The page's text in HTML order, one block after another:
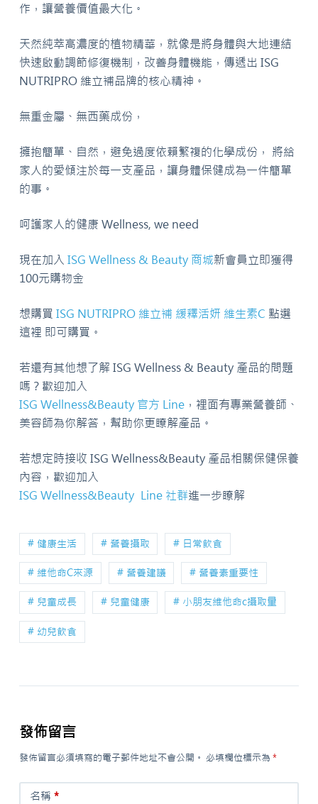
作，讓營養價值最大化。
天然純萃高濃度的植物精華，就像是將身體與大地連結
快速啟動調節修復機制，改善身體機能，傳遞出 ISG
NUTRIPRO 維立補品牌的核心精神。
無重金屬、無西藥成份，
擁抱簡單、自然，避免過度依賴繁複的化學成份， 將給
家人的愛傾注於每一支產品，讓身體保健成為一件簡單
的事。
呵護家人的健康 Wellness, we need
現在加入 ISG Wellness & Beauty 商城新會員立即獲得
100元購物金
想購買 ISG NUTRIPRO 維立補 緩釋活妍 維生素C 點選
這裡 即可購買。
若還有其他想了解 ISG Wellness & Beauty 產品的問題
嗎？歡迎加入
ISG Wellness&Beauty 官方 Line，裡面有專業營養師、
美容師為你解答，幫助你更瞭解產品。
若想定時接收 ISG Wellness&Beauty 產品相關保健保養
內容，歡迎加入
ISG Wellness&Beauty Line 社群進一步瞭解
# 健康生活 # 營養攝取 # 日常飲食
# 維他命C來源 # 營養建議 # 營養素重要性
# 兒童成長 # 兒童健康 # 小朋友維他命c攝取量
# 幼兒飲食
發佈留言
發佈留言必須填寫的電子郵件地址不會公開。 必填欄位標示為 *
名稱 *